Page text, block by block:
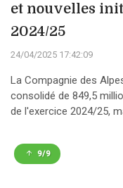
et nouvelles
2024/25
24/04/2025 17:42:09
La Compagnie des
consolidé de 849,5
de l'exercice 2024/25,
9/9